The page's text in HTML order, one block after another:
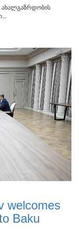
ახალგაზრდობის
welcomes
Baku